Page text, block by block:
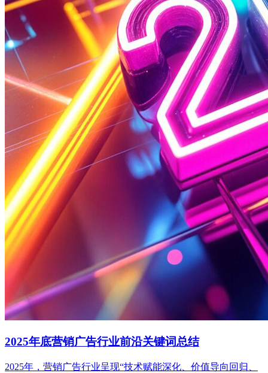
2025年底营销广告行业前沿关键词总结
2025年，营销广告行业呈现“技术赋能深化、价值导向回归、